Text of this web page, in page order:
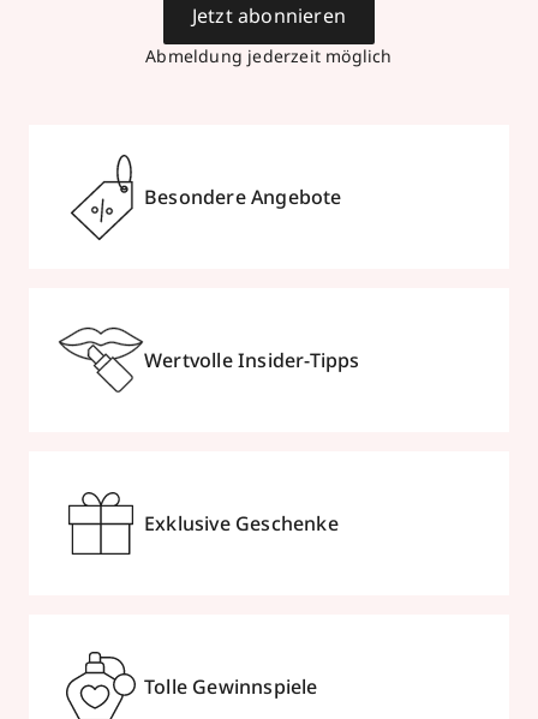
Abmeldung jederzeit möglich
Jetzt abonnieren
Besondere Angebote
Wertvolle Insider-Tipps
Exklusive Geschenke
Tolle Gewinnspiele